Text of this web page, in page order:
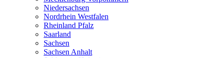
Niedersachsen
Nordrhein Westfalen
Rheinland Pfalz
Saarland
Sachsen
Sachsen Anhalt